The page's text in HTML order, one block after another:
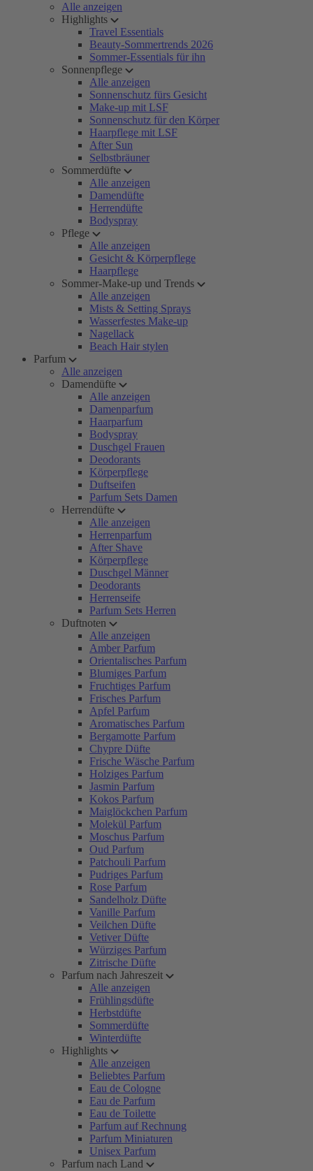
Alle anzeigen
Highlights
Travel Essentials
Beauty-Sommertrends 2026
Sommer-Essentials für ihn
Sonnenpflege
Alle anzeigen
Sonnenschutz fürs Gesicht
Make-up mit LSF
Sonnenschutz für den Körper
Haarpflege mit LSF
After Sun
Selbstbräuner
Sommerdüfte
Alle anzeigen
Damendüfte
Herrendüfte
Bodyspray
Pflege
Alle anzeigen
Gesicht & Körperpflege
Haarpflege
Sommer-Make-up und Trends
Alle anzeigen
Mists & Setting Sprays
Wasserfestes Make-up
Nagellack
Beach Hair stylen
Parfum
Alle anzeigen
Damendüfte
Alle anzeigen
Damenparfum
Haarparfum
Bodyspray
Duschgel Frauen
Deodorants
Körperpflege
Duftseifen
Parfum Sets Damen
Herrendüfte
Alle anzeigen
Herrenparfum
After Shave
Körperpflege
Duschgel Männer
Deodorants
Herrenseife
Parfum Sets Herren
Duftnoten
Alle anzeigen
Amber Parfum
Orientalisches Parfum
Blumiges Parfum
Fruchtiges Parfum
Frisches Parfum
Apfel Parfum
Aromatisches Parfum
Bergamotte Parfum
Chypre Düfte
Frische Wäsche Parfum
Holziges Parfum
Jasmin Parfum
Kokos Parfum
Maiglöckchen Parfum
Molekül Parfum
Moschus Parfum
Oud Parfum
Patchouli Parfum
Pudriges Parfum
Rose Parfum
Sandelholz Düfte
Vanille Parfum
Veilchen Düfte
Vetiver Düfte
Würziges Parfum
Zitrische Düfte
Parfum nach Jahreszeit
Alle anzeigen
Frühlingsdüfte
Herbstdüfte
Sommerdüfte
Winterdüfte
Highlights
Alle anzeigen
Beliebtes Parfum
Eau de Cologne
Eau de Parfum
Eau de Toilette
Parfum auf Rechnung
Parfum Miniaturen
Unisex Parfum
Parfum nach Land